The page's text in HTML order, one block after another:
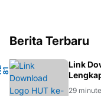
Berita Terbaru
1
Link
29